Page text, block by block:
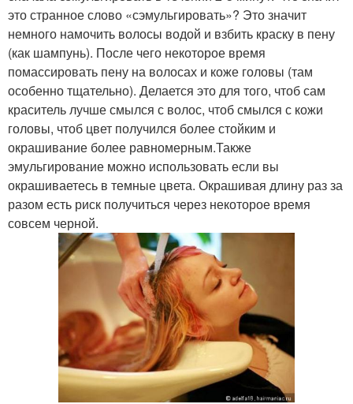
это странное слово «сэмульгировать»? Это значит
немного намочить волосы водой и взбить краску в пену
(как шампунь). После чего некоторое время
помассировать пену на волосах и коже головы (там
особенно тщательно). Делается это для того, чтоб сам
краситель лучше смылся с волос, чтоб смылся с кожи
головы, чтоб цвет получился более стойким и
окрашивание более равномерным.Также
эмульгирование можно использовать если вы
окрашиваетесь в темные цвета. Окрашивая длину раз за
разом есть риск получиться через некоторое время
совсем черной.